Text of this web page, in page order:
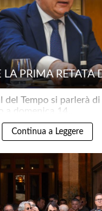
LA PRIMA RETATA
del Tempo si parlerà
domenica 14..
Continua a Leggere